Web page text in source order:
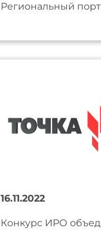
Региональный
16.11.2022
Конкурс ИРО